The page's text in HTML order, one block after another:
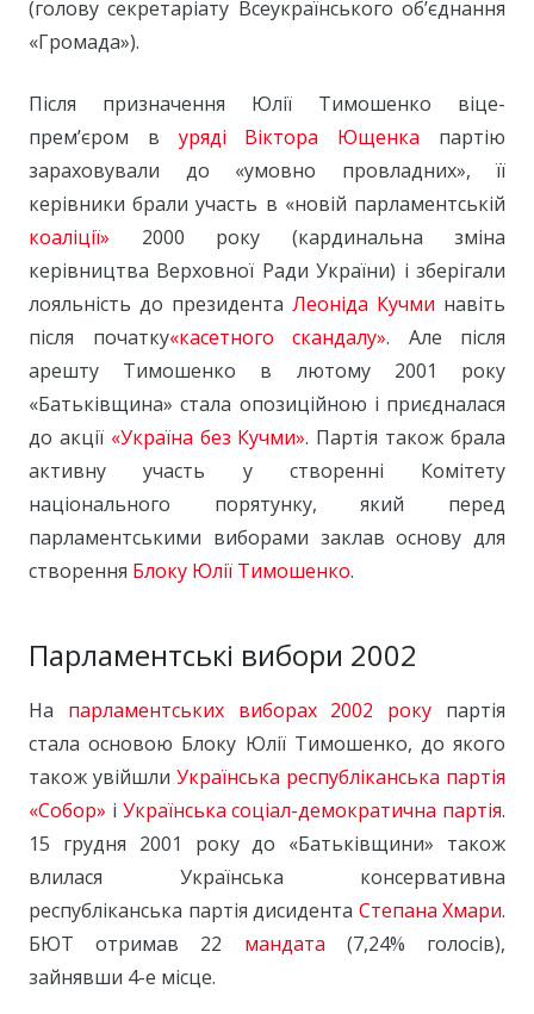
(голову секретаріату Всеукраїнського об’єднання
«Громада»).
Після призначення Юлії Тимошенко віце-
прем’єром в уряді Віктора Ющенка партію
зараховували до «умовно провладних», її
керівники брали участь в «новій парламентській
коаліції» 2000 року (кардинальна зміна
керівництва Верховної Ради України) і зберігали
лояльність до президента Леоніда Кучми навіть
після початку«касетного скандалу». Але після
арешту Тимошенко в лютому 2001 року
«Батьківщина» стала опозиційною і приєдналася
до акції «Україна без Кучми». Партія також брала
активну участь у створенні Комітету
національного порятунку, який перед
парламентськими виборами заклав основу для
створення Блоку Юлії Тимошенко.
Парламентські вибори 2002
На парламентських виборах 2002 року партія
стала основою Блоку Юлії Тимошенко, до якого
також увійшли Українська республіканська партія
«Собор» і Українська соціал-демократична партія.
15 грудня 2001 року до «Батьківщини» також
влилася Українська консервативна
республіканська партія дисидента Степана Хмари.
БЮТ отримав 22 мандата (7,24% голосів),
зайнявши 4-е місце.